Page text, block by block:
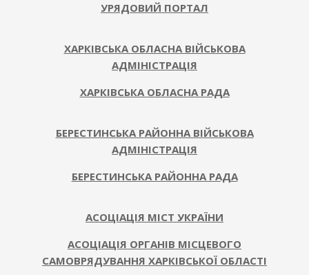
УРЯДОВИЙ ПОРТАЛ
ХАРКІВСЬКА ОБЛАСНА ВІЙСЬКОВА
АДМІНІСТРАЦІЯ
ХАРКІВСЬКА ОБЛАСНА РАДА
БЕРЕСТИНСЬКА РАЙОННА ВІЙСЬКОВА
АДМІНІСТРАЦІЯ
БЕРЕСТИНСЬКА РАЙОННА РАДА
АСОЦІАЦІЯ МІСТ УКРАЇНИ
АСОЦІАЦІЯ ОРГАНІВ МІСЦЕВОГО
САМОВРЯДУВАННЯ ХАРКІВСЬКОЇ ОБЛАСТІ